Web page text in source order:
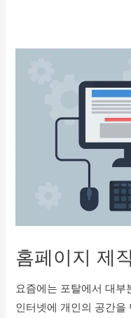
홈페이지 제
요즘에는 포탈에서 대부
인터넷에 개인의 공간을